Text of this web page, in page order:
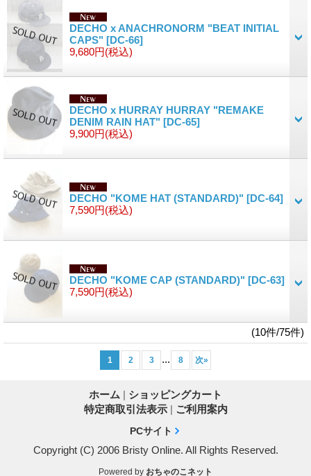
DECHO x ANACHRONORM "BEAT INITIAL
CAPS" [DC-66]
9,680円(税込)
DECHO x HURRAY HURRAY "REMAKE
DENIM RAIN HAT" [DC-65]
9,900円(税込)
DECHO "KOME HAT (STANDARD)" [DC-64]
7,590円(税込)
DECHO "KOME CAP (STANDARD)" [DC-63]
7,590円(税込)
(10件/75件)
1 2 3 ... 8 次»
ホーム | ショッピングカート
特定商取引法表示 | ご利用案内
PCサイト
Copyright (C) 2006 Bristy Online. All Rights Reserved.
Powered by おちゃのこネット